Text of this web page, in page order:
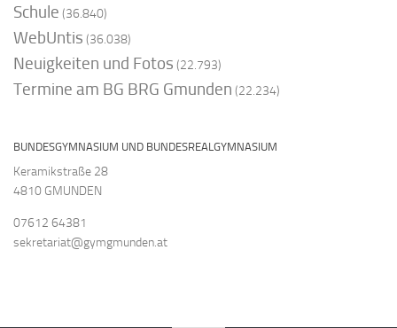
Schule (36.840)
WebUntis (36.038)
Neuigkeiten und Fotos (22.793)
Termine am BG BRG Gmunden (22.234)
BUNDESGYMNASIUM UND BUNDESREALGYMNASIUM
Keramikstraße 28
4810 GMUNDEN
07612 64381
sekretariat@gymgmunden.at